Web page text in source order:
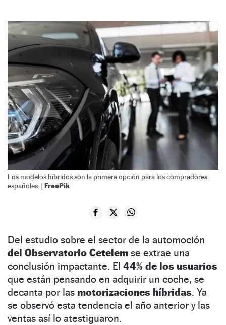
Los modelos híbridos son la primera opción para los compradores
españoles. | FreePik
Del estudio sobre el sector de la automoción
del Observatorio Cetelem se extrae una
conclusión impactante. El 44% de los usuarios
que están pensando en adquirir un coche, se
decanta por las motorizaciones híbridas. Ya
se observó esta tendencia el año anterior y las
ventas así lo atestiguaron.